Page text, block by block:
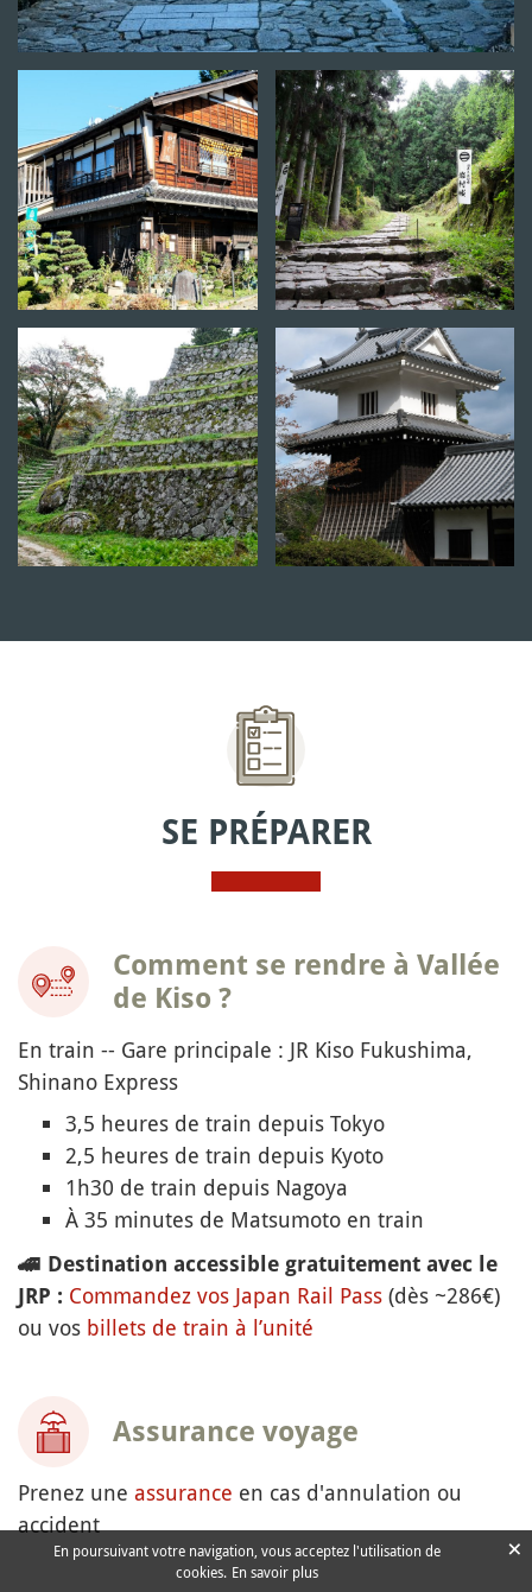
SE PRÉPARER
Comment se rendre à Vallée
de Kiso ?
En train -- Gare principale : JR Kiso Fukushima,
Shinano Express
3,5 heures de train depuis Tokyo
2,5 heures de train depuis Kyoto
1h30 de train depuis Nagoya
À 35 minutes de Matsumoto en train
🚄 Destination accessible gratuitement avec le
JRP : Commandez vos Japan Rail Pass (dès ~286€)
ou vos billets de train à l’unité
Assurance voyage
Prenez une assurance en cas d'annulation ou
accident
En poursuivant votre navigation, vous acceptez l'utilisation de
cookies. En savoir plus
×